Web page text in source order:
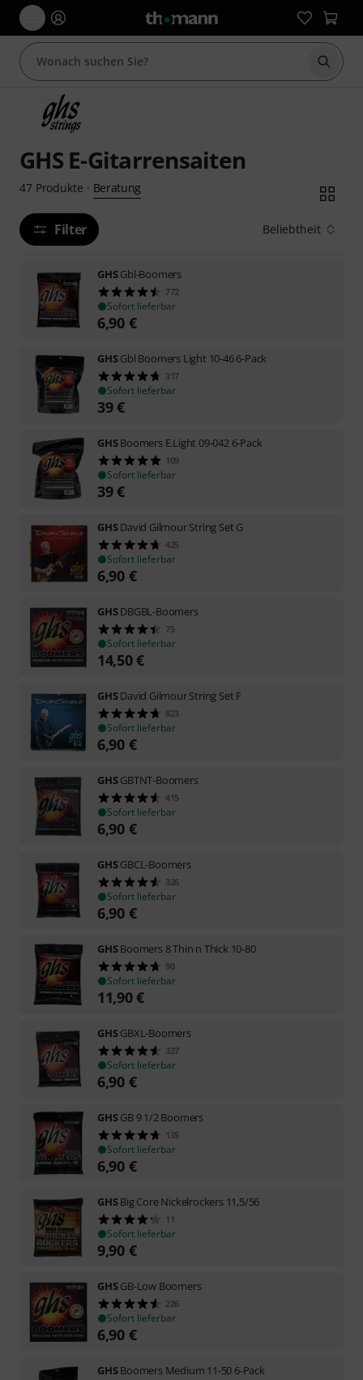
Suche
GHS E-Gitarrensaiten
47 Produkte · Beratung
Filter Beliebtheit
GHSGbl-Boomers
772
Sofort lieferbar
6,90 €
GHSGbl Boomers Light 10-46 6-Pack
317
Sofort lieferbar
39€
GHSBoomers E.Light 09-042 6-Pack
109
Sofort lieferbar
39€
GHSDavid Gilmour String Set G
425
Sofort lieferbar
6,90 €
GHSDBGBL-Boomers
75
Sofort lieferbar
14,50€
GHSDavid Gilmour String Set F
823
Sofort lieferbar
6,90 €
GHSGBTNT-Boomers
415
Sofort lieferbar
6,90 €
GHSGBCL-Boomers
326
Sofort lieferbar
6,90 €
GHSBoomers 8 Thin n Thick 10-80
90
Sofort lieferbar
11,90€
GHSGBXL-Boomers
327
Sofort lieferbar
6,90 €
GHSGB 9 1/2 Boomers
135
Sofort lieferbar
6,90 €
GHSBig Core Nickelrockers 11,5/56
11
Sofort lieferbar
9,90 €
GHSGB-Low Boomers
226
Sofort lieferbar
6,90 €
GHSBoomers Medium 11-50 6-Pack